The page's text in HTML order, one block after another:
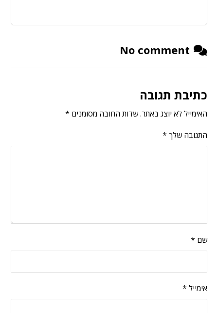
No comment
כתיבת תגובה
האימייל לא יוצג באתר. שדות החובה מסומנים *
התגובה שלך *
שם *
אימייל *